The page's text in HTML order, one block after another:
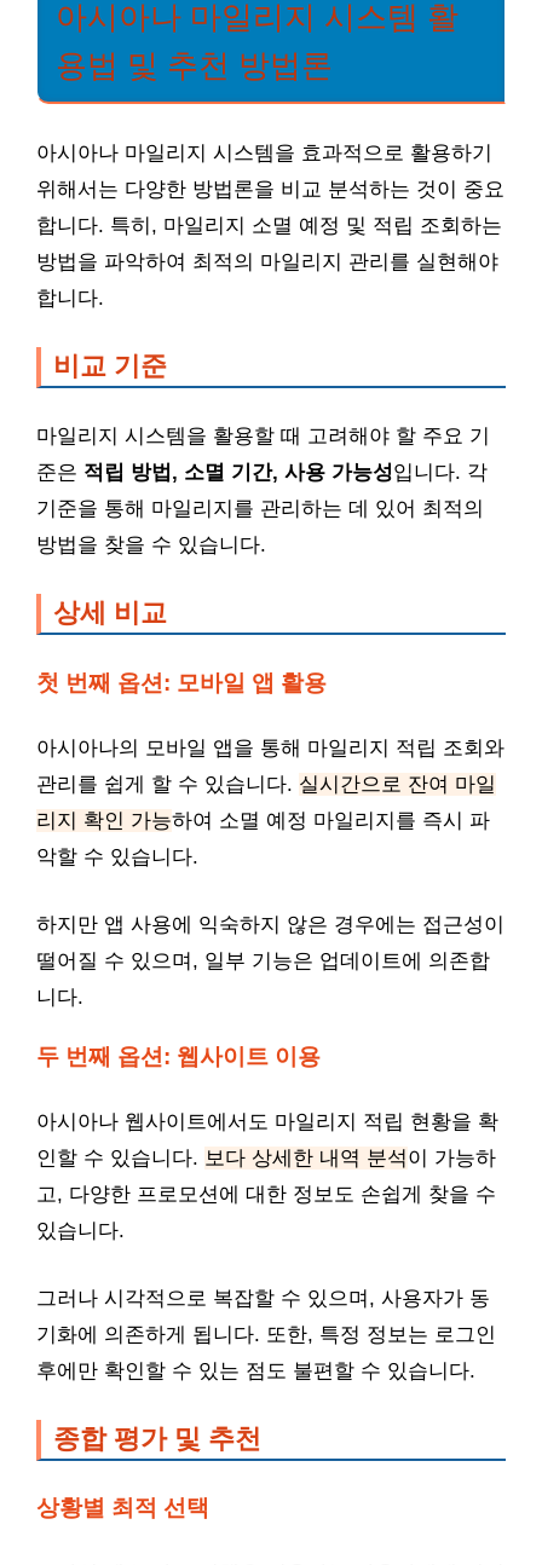
아시아나 마일리지 시스템 활
용법 및 추천 방법론
아시아나 마일리지 시스템을 효과적으로 활용하기
위해서는 다양한 방법론을 비교 분석하는 것이 중요
합니다. 특히, 마일리지 소멸 예정 및 적립 조회하는
방법을 파악하여 최적의 마일리지 관리를 실현해야
합니다.
비교 기준
마일리지 시스템을 활용할 때 고려해야 할 주요 기
준은 적립 방법, 소멸 기간, 사용 가능성입니다. 각
기준을 통해 마일리지를 관리하는 데 있어 최적의
방법을 찾을 수 있습니다.
상세 비교
첫 번째 옵션: 모바일 앱 활용
아시아나의 모바일 앱을 통해 마일리지 적립 조회와
관리를 쉽게 할 수 있습니다. 실시간으로 잔여 마일
리지 확인 가능하여 소멸 예정 마일리지를 즉시 파
악할 수 있습니다.
하지만 앱 사용에 익숙하지 않은 경우에는 접근성이
떨어질 수 있으며, 일부 기능은 업데이트에 의존합
니다.
두 번째 옵션: 웹사이트 이용
아시아나 웹사이트에서도 마일리지 적립 현황을 확
인할 수 있습니다. 보다 상세한 내역 분석이 가능하
고, 다양한 프로모션에 대한 정보도 손쉽게 찾을 수
있습니다.
그러나 시각적으로 복잡할 수 있으며, 사용자가 동
기화에 의존하게 됩니다. 또한, 특정 정보는 로그인
후에만 확인할 수 있는 점도 불편할 수 있습니다.
종합 평가 및 추천
상황별 최적 선택